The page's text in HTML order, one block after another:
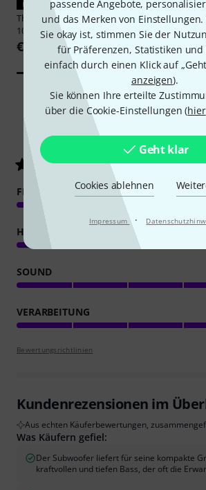
passende Angebote,
und das Merken von
Sie okay ist, stimmen Sie der
für Präferenzen, Statistiken
einfach durch einen Klick auf
anzeigen).
Sie können Ihre erteilte
über die Cookie-Einstellungen (hier
Geht klar
Cookies ablehnen
Impressum ·
PASST GARANTIERT
ThomannCover tb pro Achat
108 Sub A
€ 29
PASST
the box
Bracket
€ 19,90
4.6/ 5
FEATURES
HANDLING
SOUND
VERARBEITUNG
Bewertungsrichtlinien
Kundenrezensionen im
Aus echten Käuferbewertungen,
Was Käufern gefiel:
Der Subwoofer liefert für seine kompakte
kraftvollen und tiefen Bass, der oft die